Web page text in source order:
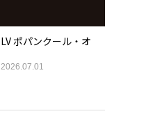
LV ポパンクール・オ
2026.07.01